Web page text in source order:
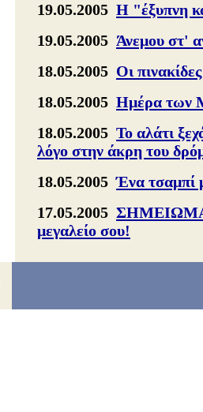
19.05.2005 Η "έξυπνη
19.05.2005 Άνεμου στ'
18.05.2005 Οι
18.05.2005 Ημέρα των
18.05.2005 Το αλάτι
λόγο στην άκρη του
18.05.2005Ένα τσαμπί
17.05.2005 ΣΗΜΕΙΩΜΑ
μεγαλείο σου!